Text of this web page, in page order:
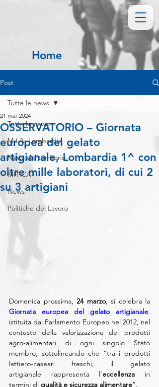
Home
Post
Tutte le news
M.I.A. Lombardia
News dal territorio
MITICA
News
Politiche del Lavoro
Tutte le news
OSSERVATORIO – Giornata
europea del gelato
artigianale, Lombardia 1^ con
oltre mille laboratori, di cui 2
su 3 artigiani
21 mar 2024
Domenica prossima, 24 marzo
Giornata europea del gelato artigianale
istituita dal Parlamento Europeo nel 2012, nel
contesto della valorizzazione dei prodotti
agro-alimentari di ogni singolo Stato
membro, sottolineando che “tra i prodotti
lattiero-caseari freschi, il gelato
artigianale rappresenta l’eccellenza in
termini di qualità e sicurezza alimentare”.